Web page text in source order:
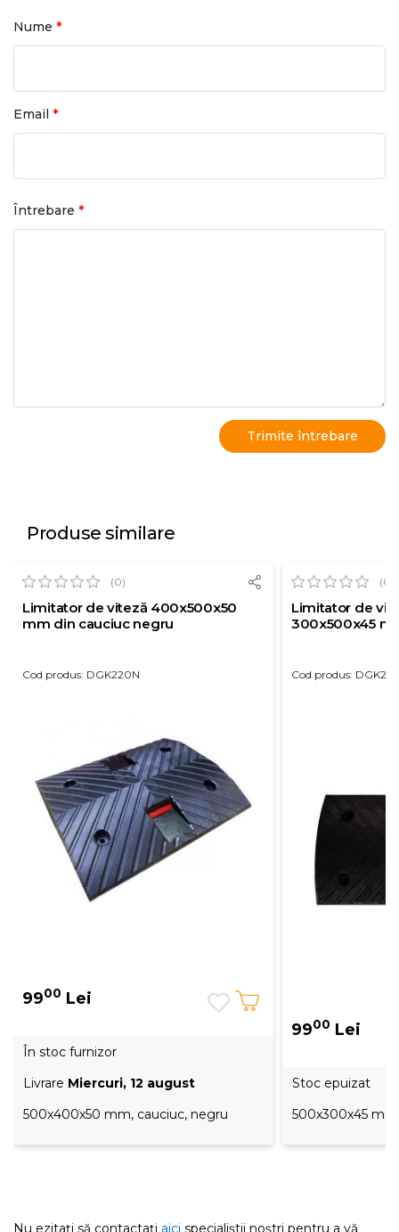
Nume *
Email *
Întrebare *
Produse similare
(0)
Limitator de viteză 400x500x50
mm din cauciuc negru
Cod produs: DGK220N
9900 Lei
În stoc furnizor
Livrare Miercuri, 12 august
500x400x50 mm, cauciuc, negru
(0)
Limitator de
300x500x45
Cod produs:
9900 Lei
Stoc epuizat
500x300x45
Nu ezitați să contactați aici specialiștii noștri pentru a vă